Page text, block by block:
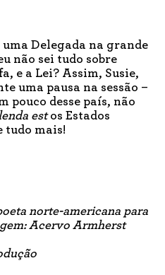
Delegada na grande
não sei tudo sobre
e a Lei? Assim, Susie,
uma pausa na sessão –
pouco desse país, não
estos Estados
tudo mais!
norte-americana para
Acervo Armherst